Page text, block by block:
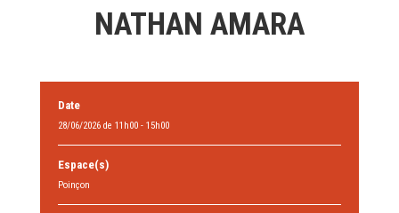
NATHAN AMARA
Date
28/06/2026 de 11h00 - 15h00
Espace(s)
Poinçon